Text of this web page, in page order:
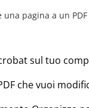
una pagina a un
sul tuo
che vuoi